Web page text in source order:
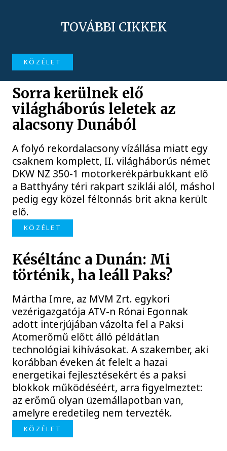
TOVÁBBI CIKKEK
KÖZÉLET
Sorra kerülnek elő
világháborús leletek az
alacsony Dunából
A folyó rekordalacsony vízállása miatt egy
csaknem komplett, II. világháborús német
DKW NZ 350-1 motorkerékpárbukkant elő
a Batthyány téri rakpart sziklái alól, máshol
pedig egy közel féltonnás brit akna került
elő.
KÖZÉLET
Késéltánc a Dunán: Mi
történik, ha leáll Paks?
Mártha Imre, az MVM Zrt. egykori
vezérigazgatója ATV-n Rónai Egonnak
adott interjújában vázolta fel a Paksi
Atomerőmű előtt álló példátlan
technológiai kihívásokat. A szakember, aki
korábban éveken át felelt a hazai
energetikai fejlesztésekért és a paksi
blokkok működéséért, arra figyelmeztet:
az erőmű olyan üzemállapotban van,
amelyre eredetileg nem tervezték.
KÖZÉLET